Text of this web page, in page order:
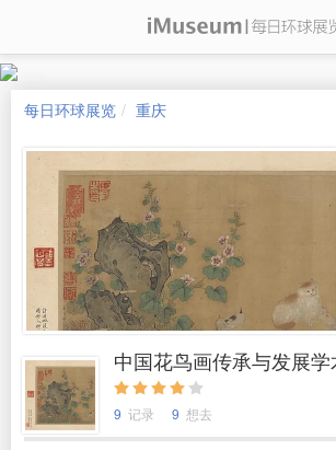
每日环球展览 重庆
中国花鸟画传承与发展学
9 记录 9 想去